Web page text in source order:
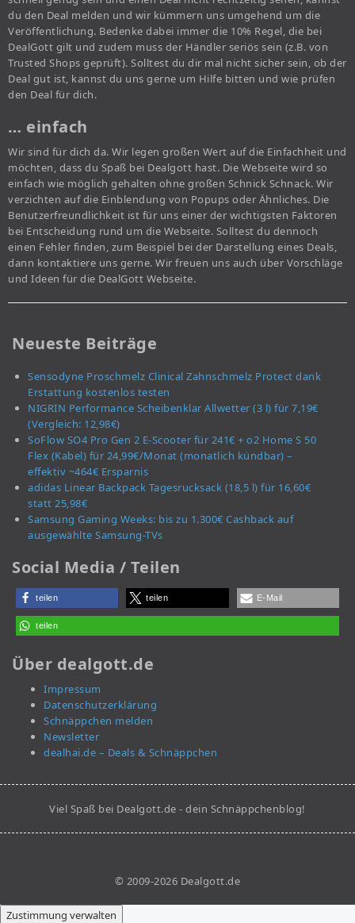
du den Deal melden und wir kümmern uns umgehend um die
Veröffentlichung. Bedenke dabei immer die 10% Regel, die bei
DealGott gilt und zudem muss der Händler seriös sein (z.B. von
Trusted Shops geprüft). Solltest du dir mal nicht sicher sein, ob der
Deal gut ist, kannst du uns gerne um Hilfe bitten und wie prüfen
den Deal für dich.
… einfach
Wir sind für dich da. Wir legen großen Wert auf die Einfachheit und
möchten, dass du Spaß bei Dealgott hast. Die Webseite wird so
einfach wie möglich gehalten ohne großen Schnick Schnack. Wir
verzichten auf die Einblendung von Popups oder Ähnliches. Die
Benutzerfreundlichkeit ist für uns einer der wichtigsten Faktoren
bei Entscheidung rund um die Webseite. Solltest du dennoch
einen Fehler finden, zum Beispiel bei der Darstellung eines Deals,
dann kontaktiere uns gerne. Wir freuen uns auch über Vorschläge
und Ideen für die DealGott Webseite.
Neueste Beiträge
Sensodyne Proschmelz Clinical Zahnschmelz Protect dank
Erstattung kostenlos testen
NIGRIN Performance Scheibenklar Allwetter (3 l) für 7,19€
(Vergleich: 12,98€)
SoFlow SO4 Pro Gen 2 E-Scooter für 241€ + o2 Home S 50
Flex (Kabel) für 24,99€/Monat (monatlich kündbar) –
effektiv ~464€ Ersparnis
adidas Linear Backpack Tagesrucksack (18,5 l) für 16,60€
statt 25,98€
Samsung Gaming Weeks: bis zu 1.300€ Cashback auf
ausgewählte Samsung-TVs
Social Media / Teilen
teilen teilen E-Mail
teilen
Über dealgott.de
Impressum
Datenschutzerklärung
Schnäppchen melden
Newsletter
dealhai.de – Deals & Schnäppchen
Viel Spaß bei Dealgott.de - dein Schnäppchenblog!
© 2009-2026 Dealgott.de
Zustimmung verwalten